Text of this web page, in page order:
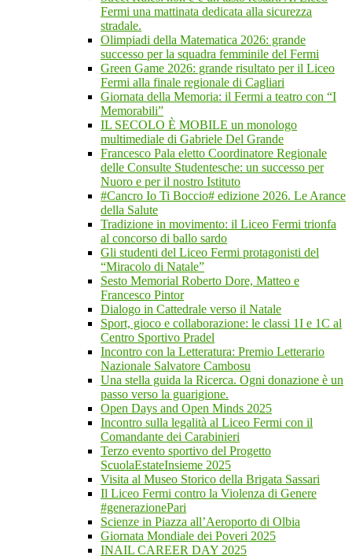
Fermi una mattinata dedicata alla sicurezza
stradale.
Olimpiadi della Matematica 2026: grande
successo per la squadra femminile del Fermi
Green Game 2026: grande risultato per il Liceo
Fermi alla finale regionale di Cagliari
Giornata della Memoria: il Fermi a teatro con “I
Memorabili”
IL SECOLO È MOBILE un monologo
multimediale di Gabriele Del Grande
Francesco Pala eletto Coordinatore Regionale
delle Consulte Studentesche: un successo per
Nuoro e per il nostro Istituto
#Cancro Io Ti Boccio# edizione 2026. Le Arance
della Salute
Tradizione in movimento: il Liceo Fermi trionfa
al concorso di ballo sardo
Gli studenti del Liceo Fermi protagonisti del
“Miracolo di Natale”
Sesto Memorial Roberto Dore, Matteo e
Francesco Pintor
Dialogo in Cattedrale verso il Natale
Sport, gioco e collaborazione: le classi 1I e 1C al
Centro Sportivo Pradel
Incontro con la Letteratura: Premio Letterario
Nazionale Salvatore Cambosu
Una stella guida la Ricerca. Ogni donazione è un
passo verso la guarigione.
Open Days and Open Minds 2025
Incontro sulla legalità al Liceo Fermi con il
Comandante dei Carabinieri
Terzo evento sportivo del Progetto
ScuolaEstateInsieme 2025
Visita al Museo Storico della Brigata Sassari
Il Liceo Fermi contro la Violenza di Genere
#generazionePari
Scienze in Piazza all’Aeroporto di Olbia
Giornata Mondiale dei Poveri 2025
INAIL CAREER DAY 2025